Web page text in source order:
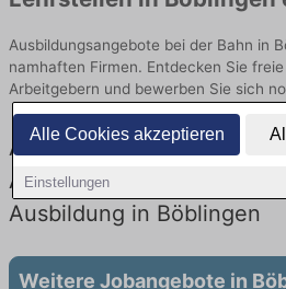
Alle Cookies akzeptieren
Einstellungen
Ausbildungsangebote bei der Bahn in
namhaften Firmen. Entdecken Sie
Arbeitgebern und bewerben Sie sich
Ausbildung in Böblingen
Aktuell gibt es keine
Ausbildung in Böblingen
Weitere Jobangebote in